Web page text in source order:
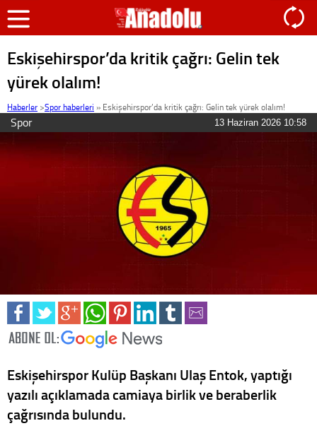
Eskişehirspor’da kritik çağrı: Gelin tek
yürek olalım!
Haberler >Spor haberleri » Eskişehirspor’da kritik çağrı: Gelin tek yürek olalım!
Spor 13 Haziran 2026 10:58
Eskişehirspor Kulüp Başkanı Ulaş Entok, yaptığı
yazılı açıklamada camiaya birlik ve beraberlik
çağrısında bulundu.